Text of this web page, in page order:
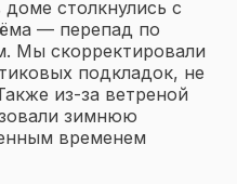
столкнулись с
— перепад по
Мы скорректировали
подкладок, не
из-за ветреной
зимнюю
временем